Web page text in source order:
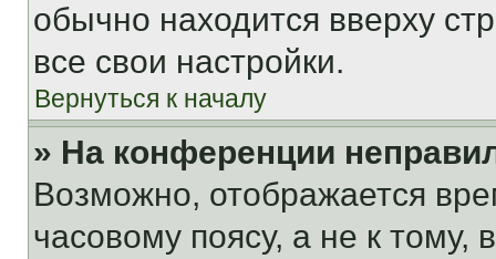
обычно находится вверху
все свои настройки.
Вернуться к началу
» На конференции
Возможно, отображается
часовому поясу, а не к тому,